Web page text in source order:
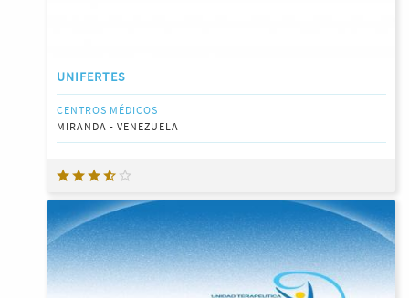
UNIFERTES
CENTROS MÉDICOS
MIRANDA - VENEZUELA